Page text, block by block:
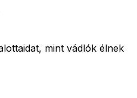
mint vádlók élnek